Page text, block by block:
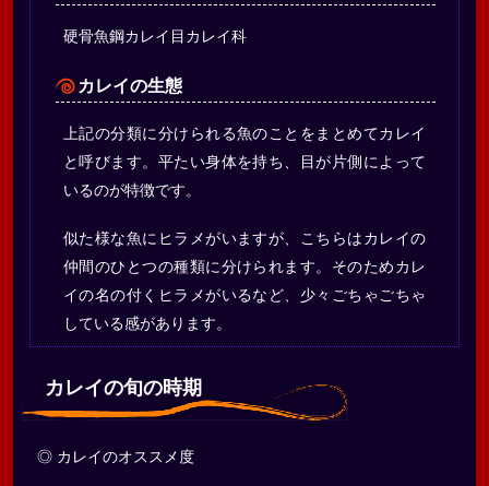
硬骨魚鋼カレイ目カレイ科
カレイの生態
上記の分類に分けられる魚のことをまとめてカレイ
と呼びます。平たい身体を持ち、目が片側によって
いるのが特徴です。
似た様な魚にヒラメがいますが、こちらはカレイの
仲間のひとつの種類に分けられます。そのためカレ
イの名の付くヒラメがいるなど、少々ごちゃごちゃ
している感があります。
カレイの旬の時期
◎ カレイのオススメ度